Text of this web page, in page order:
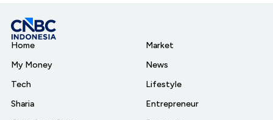
Home
My Money
Tech
Sharia
Market
News
Lifestyle
Entrepreneur